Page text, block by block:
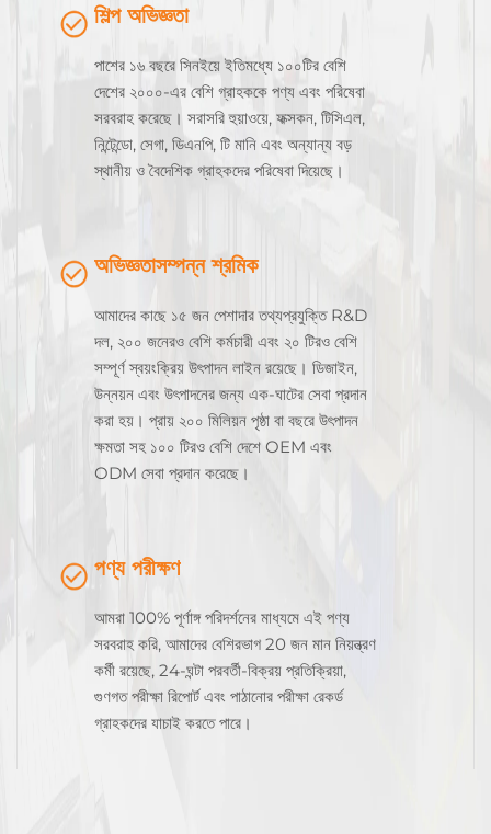
শিল্প অভিজ্ঞতা
পাশের ১৬ বছরে সিনইয়ে ইতিমধ্যে ১০০টির বেশি
দেশের ২০০০-এর বেশি গ্রাহককে পণ্য এবং পরিষেবা
সরবরাহ করেছে। সরাসরি হুয়াওয়ে, ফক্সকন, টিসিএল,
নিন্টেন্ডো, সেগা, ডিএনপি, টি মানি এবং অন্যান্য বড়
স্থানীয় ও বৈদেশিক গ্রাহকদের পরিষেবা দিয়েছে।
অভিজ্ঞতাসম্পন্ন শ্রমিক
আমাদের কাছে ১৫ জন পেশাদার তথ্যপ্রযুক্তি R&D
দল, ২০০ জনেরও বেশি কর্মচারী এবং ২০ টিরও বেশি
সম্পূর্ণ স্বয়ংক্রিয় উৎপাদন লাইন রয়েছে। ডিজাইন,
উন্নয়ন এবং উৎপাদনের জন্য এক-ঘাটের সেবা প্রদান
করা হয়। প্রায় ২০০ মিলিয়ন পৃষ্ঠা বা বছরে উৎপাদন
ক্ষমতা সহ ১০০ টিরও বেশি দেশে OEM এবং
ODM সেবা প্রদান করেছে।
পণ্য পরীক্ষণ
আমরা 100% পূর্ণাঙ্গ পরিদর্শনের মাধ্যমে এই পণ্য
সরবরাহ করি, আমাদের বেশিরভাগ 20 জন মান নিয়ন্ত্রণ
কর্মী রয়েছে, 24-ঘন্টা পরবর্তী-বিক্রয় প্রতিক্রিয়া,
গুণগত পরীক্ষা রিপোর্ট এবং পাঠানোর পরীক্ষা রেকর্ড
গ্রাহকদের যাচাই করতে পারে।